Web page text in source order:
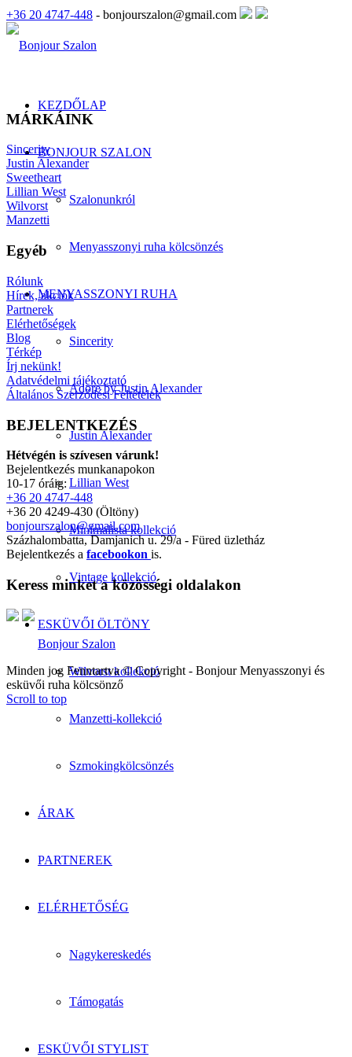
+36 20 4747-448 - bonjourszalon@gmail.com
KEZDŐLAP
BONJOUR SZALON
Szalonunkról
Menyasszonyi ruha kölcsönzés
MENYASSZONYI RUHA
Sincerity
Adore by Justin Alexander
Justin Alexander
Lillian West
Minimalista kollekció
Vintage kollekció
ESKÜVŐI ÖLTÖNY
Wilvorst kollekció
Manzetti-kollekció
Szmokingkölcsönzés
ÁRAK
PARTNEREK
ELÉRHETŐSÉG
Nagykereskedés
Támogatás
ESKÜVŐI STYLIST
MÁRKÁINK
Sincerity
Justin Alexander
Sweetheart
Lillian West
Wilvorst
Manzetti
Egyéb
Rólunk
Hírek, akciók
Partnerek
Elérhetőségek
Blog
Térkép
Írj nekünk!
Adatvédelmi tájékoztató
Általános Szerződési Feltételek
BEJELENTKEZÉS
Hétvégén is szívesen várunk!
Bejelentkezés munkanapokon
10-17 óráig:
+36 20 4747-448
+36 20 4249-430 (Öltöny)
bonjourszalon@gmail.com
Százhalombatta, Damjanich u. 29/a - Füred üzletház
Bejelentkezés a facebookon is.
Keress minket a közösségi oldalakon
Bonjour Szalon
Minden jog Fenntartva © Copyright - Bonjour Menyasszonyi és
esküvői ruha kölcsönző
Scroll to top